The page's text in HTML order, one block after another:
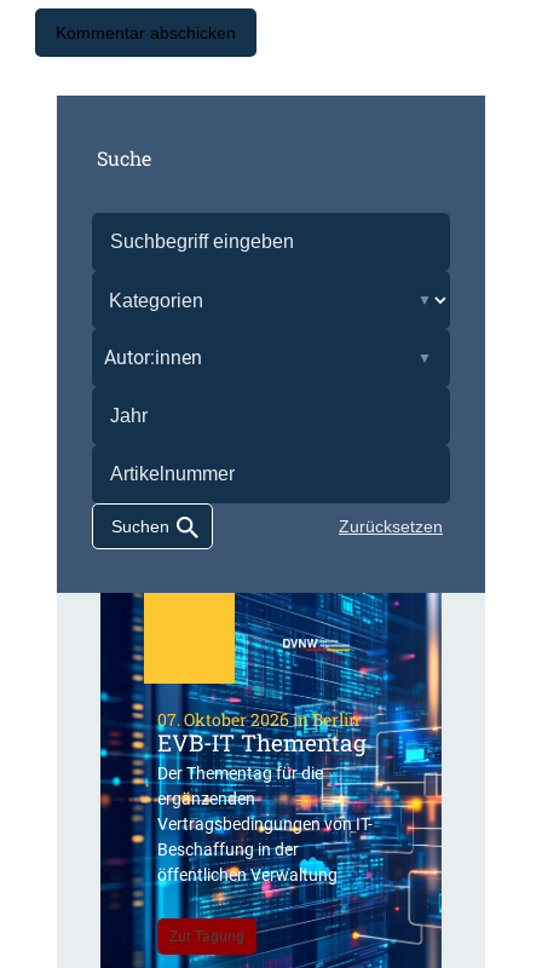
Suche
Autor:innen
Zurücksetzen
07. Oktober 2026 in Berlin
EVB-IT Thementag
Der Thementag für die
ergänzenden
Vertragsbedingungen von IT-
Beschaffung in der
öffentlichen Verwaltung
Zur Tagung